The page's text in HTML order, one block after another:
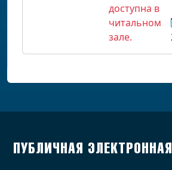
доступна в
читальном
зале.
ПУБЛИЧНАЯ